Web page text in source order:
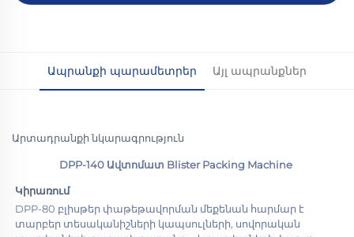
Ապրանքի պարամետրեր Այլ ապրանքներ
Արտադրանքի նկարագրություն
DPP-140 Ավտոմատ Blister Packing Machine
Կիրառում
DPP-80 բլիսթեր փաթեթավորման մեքենան հարմար է
տարբեր տեսականիշների կապսուլների, սովորական